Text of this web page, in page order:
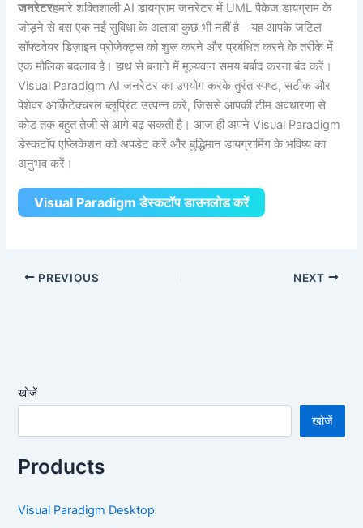
जनरेटरहमारे शक्तिशाली AI डायग्राम जनरेटर में UML पैकेज डायग्राम के
जोड़ने से बस एक नई सुविधा के अलावा कुछ भी नहीं है—यह आपके जटिल
सॉफ्टवेयर डिज़ाइन प्रोजेक्ट्स को शुरू करने और प्रबंधित करने के तरीके में
एक मौलिक बदलाव है। हाथ से बनाने में मूल्यवान समय बर्बाद करना बंद करें।
Visual Paradigm AI जनरेटर का उपयोग करके तुरंत स्पष्ट, सटीक और
पेशेवर आर्किटेक्चरल ब्लूप्रिंट उत्पन्न करें, जिससे आपकी टीम अवधारणा से
कोड तक बहुत तेजी से आगे बढ़ सकती है। आज ही अपने Visual Paradigm
डेस्कटॉप एप्लिकेशन को अपडेट करें और बुद्धिमान डायग्रामिंग के भविष्य का
अनुभव करें।
Visual Paradigm डेस्कटॉप डाउनलोड करें
PREVIOUS NEXT
खोजें
खोजें
Products
Visual Paradigm Desktop